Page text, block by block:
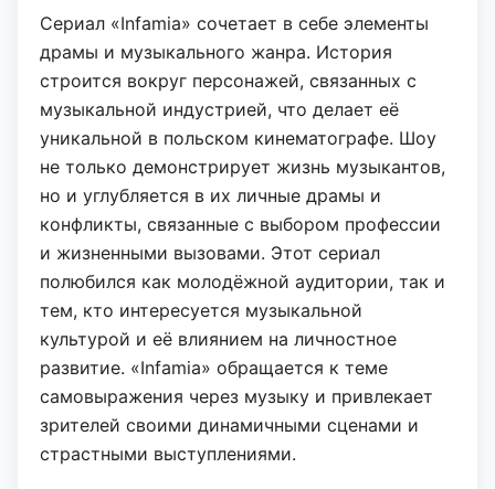
Сериал «Infamia» сочетает в себе элементы
драмы и музыкального жанра. История
строится вокруг персонажей, связанных с
музыкальной индустрией, что делает её
уникальной в польском кинематографе. Шоу
не только демонстрирует жизнь музыкантов,
но и углубляется в их личные драмы и
конфликты, связанные с выбором профессии
и жизненными вызовами. Этот сериал
полюбился как молодёжной аудитории, так и
тем, кто интересуется музыкальной
культурой и её влиянием на личностное
развитие. «Infamia» обращается к теме
самовыражения через музыку и привлекает
зрителей своими динамичными сценами и
страстными выступлениями.